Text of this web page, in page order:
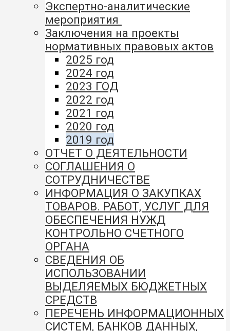
Экспертно-аналитические
мероприятия
Заключения на проекты
нормативных правовых актов
2025 год
2024 год
2023 ГОД
2022 год
2021 год
2020 год
2019 год
ОТЧЕТ О ДЕЯТЕЛЬНОСТИ
СОГЛАШЕНИЯ О
СОТРУДНИЧЕСТВЕ
ИНФОРМАЦИЯ О ЗАКУПКАХ
ТОВАРОВ. РАБОТ, УСЛУГ ДЛЯ
ОБЕСПЕЧЕНИЯ НУЖД
КОНТРОЛЬНО СЧЕТНОГО
ОРГАНА
СВЕДЕНИЯ ОБ
ИСПОЛЬЗОВАНИИ
ВЫДЕЛЯЕМЫХ БЮДЖЕТНЫХ
СРЕДСТВ
ПЕРЕЧЕНЬ ИНФОРМАЦИОННЫХ
СИСТЕМ, БАНКОВ ДАННЫХ,